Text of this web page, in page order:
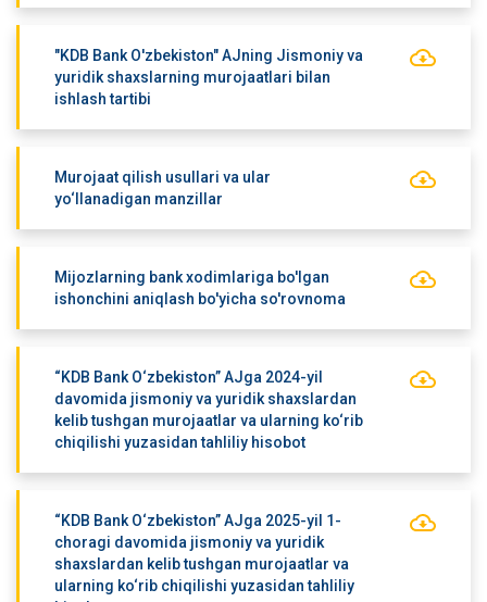
"KDB Bank O'zbekiston" AJning Jismoniy va
yuridik shaxslarning murojaatlari bilan
ishlash tartibi
Murojaat qilish usullari va ular
yo‘llanadigan manzillar
Mijozlarning bank xodimlariga bo'lgan
ishonchini aniqlash bo'yicha so'rovnoma
“KDB Bank O‘zbekiston” AJga 2024-yil
davomida jismoniy va yuridik shaxslardan
kelib tushgan murojaatlar va ularning ko‘rib
chiqilishi yuzasidan tahliliy hisobot
“KDB Bank O‘zbekiston” AJga 2025-yil 1-
choragi davomida jismoniy va yuridik
shaxslardan kelib tushgan murojaatlar va
ularning ko‘rib chiqilishi yuzasidan tahliliy